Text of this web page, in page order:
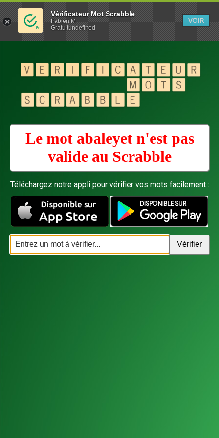
Le mot abaleyet n'est pas
valide au Scrabble
Téléchargez notre appli pour vérifier vos mots facilement :
Vérificateur Mot Scrabble
Fabien M
Gratuitundefined
VOIR